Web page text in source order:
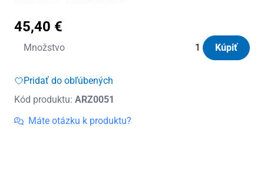
45,40 €
Množstvo
množstvo
gumové
zvýšeným
okrajom
Kúpiť
Pridať do obľúbených
Kód produktu: ARZ0051
Máte otázku k produktu?